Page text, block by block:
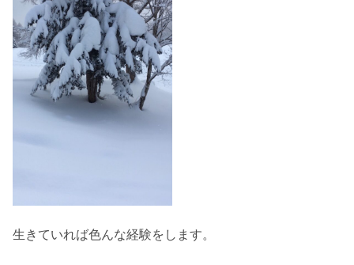
生きていれば色んな経験をします。